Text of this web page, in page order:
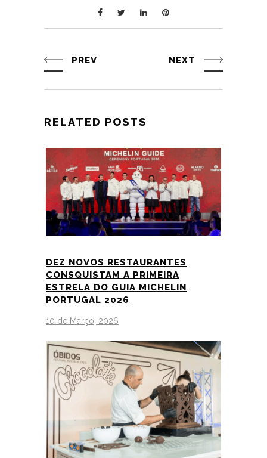
PREV NEXT
RELATED POSTS
DEZ NOVOS RESTAURANTES
CONSQUISTAM A PRIMEIRA
ESTRELA DO GUIA MICHELIN
PORTUGAL 2026
10 de Março, 2026